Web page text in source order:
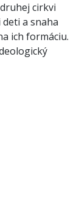
cirkvi
a snaha
ich formáciu.